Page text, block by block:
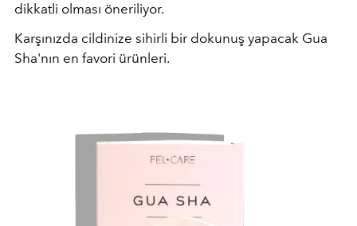
dikkatli olması öneriliyor.
Karşınızda cildinize sihirli bir dokunuş yapacak Gua
Sha'nın en favori ürünleri.